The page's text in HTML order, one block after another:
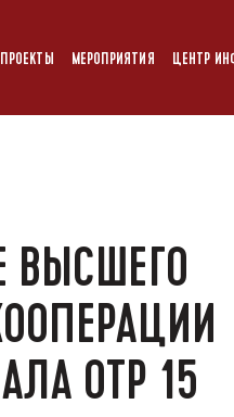
ПРОЕКТЫ МЕРОПРИЯТИЯ ЦЕНТР
ВЫСШЕГО
ОТР 15